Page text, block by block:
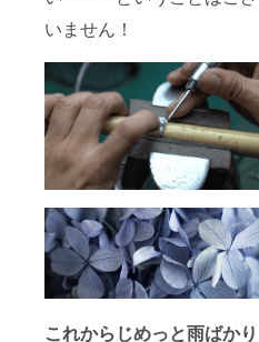
いません！
これからじめっと雨ばかり